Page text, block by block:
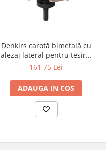
Denkirs carotă bimetală cu
alezaj lateral pentru teșire,
70×115 mm
161,75 Lei
ADAUGA IN COS